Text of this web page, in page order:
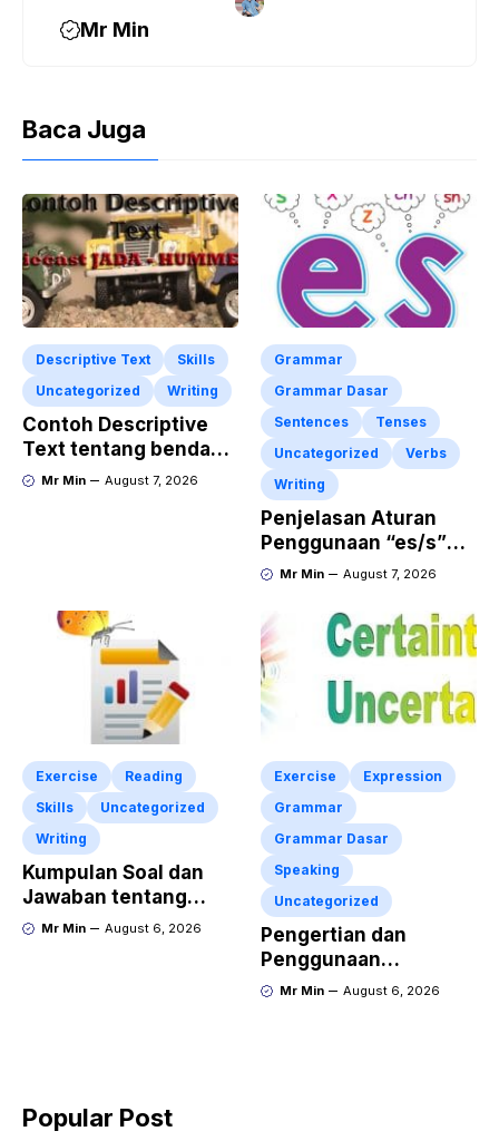
Mr Min
Baca Juga
Descriptive Text
Skills
Uncategorized
Writing
Contoh Descriptive
Text tentang benda
“Diecast JADA –
Mr Min August 7, 2026
Grammar
Grammar Dasar
Sentences
Tenses
Uncategorized
Verbs
Writing
Penjelasan Aturan
Penggunaan “es/s”
dalam Kalimat Bahasa
Mr Min August 7, 2026
Exercise
Reading
Skills
Uncategorized
Writing
Kumpulan Soal dan
Jawaban tentang
Report Text Terbaru
Mr Min August 6, 2026
Exercise
Expression
Grammar
Grammar Dasar
Speaking
Uncategorized
Pengertian dan
Penggunaan
“Expressing Certainty
Mr Min August 6, 2026
Popular Post